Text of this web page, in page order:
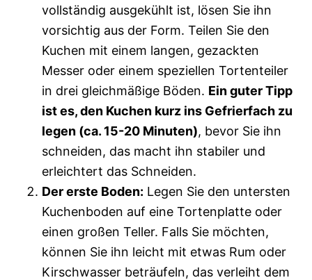
vollständig ausgekühlt ist, lösen Sie ihn
vorsichtig aus der Form. Teilen Sie den
Kuchen mit einem langen, gezackten
Messer oder einem speziellen Tortenteiler
in drei gleichmäßige Böden. Ein guter Tipp
ist es, den Kuchen kurz ins Gefrierfach zu
legen (ca. 15-20 Minuten), bevor Sie ihn
schneiden, das macht ihn stabiler und
erleichtert das Schneiden.
Der erste Boden: Legen Sie den untersten
Kuchenboden auf eine Tortenplatte oder
einen großen Teller. Falls Sie möchten,
können Sie ihn leicht mit etwas Rum oder
Kirschwasser beträufeln, das verleiht dem